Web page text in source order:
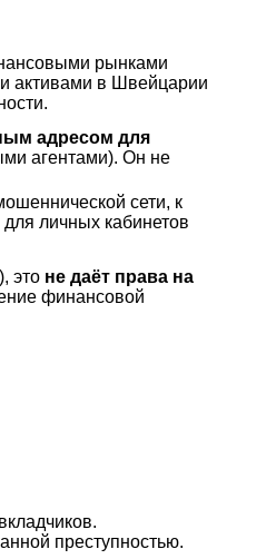
рынками
активами в Швейцарии
адресом для
агентами). Он не
сети, к
личных кабинетов
это не даёт права на
финансовой
преступностью.